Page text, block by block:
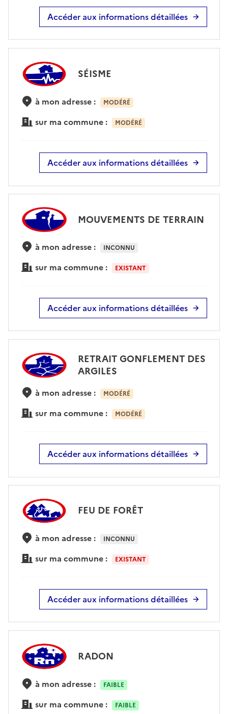
Accéder aux informations détaillées
SÉISME
à mon adresse : MODÉRÉ
sur ma commune : MODÉRÉ
Accéder aux informations détaillées
MOUVEMENTS DE TERRAIN
à mon adresse : INCONNU
sur ma commune : EXISTANT
Accéder aux informations détaillées
RETRAIT GONFLEMENT DES
ARGILES
à mon adresse : MODÉRÉ
sur ma commune : MODÉRÉ
Accéder aux informations détaillées
FEU DE FORÊT
à mon adresse : INCONNU
sur ma commune : EXISTANT
Accéder aux informations détaillées
RADON
à mon adresse : FAIBLE
sur ma commune : FAIBLE